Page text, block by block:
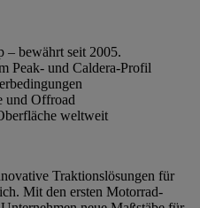
– bewährt seit 2005.
Peak- und Caldera-Profil
und Offroad
weltweit
Traktionslösungen für
Mit den ersten Motorrad-